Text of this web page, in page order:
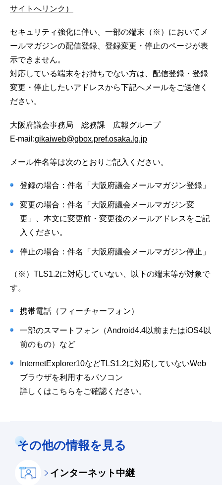
サイトへリンク）
セキュリティ強化に伴い、一部の端末（※）においてメ
ールマガジンの配信登録、登録変更・停止のページが表
示できません。
対応している端末をお持ちでない方は、配信登録・登録
変更・停止したいアドレスから下記へメールをご送信く
ださい。
大阪府議会事務局 総務課 広報グループ
E-mail:gikaiweb@gbox.pref.osaka.lg.jp
メール件名等は次のとおりご記入ください。
登録の場合：件名「大阪府議会メールマガジン登録」
変更の場合：件名「大阪府議会メールマガジン変
更」、本文に変更前・変更後のメールアドレスをご記
入ください。
停止の場合：件名「大阪府議会メールマガジン停止」
（※）TLS1.2に対応していない、以下の端末等が対象で
す。
携帯電話（フィーチャーフォン）
一部のスマートフォン（Android4.4以前またはiOS4以
前のもの）など
InternetExplorer10などTLS1.2に対応していないWeb
ブラウザを利用するパソコン
詳しくはこちらをご確認ください。
その他の情報を見る
インターネット中継